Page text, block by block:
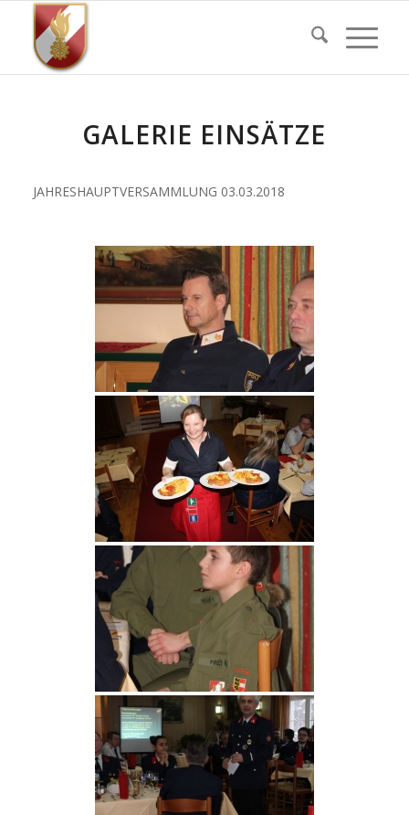
GALERIE EINSÄTZE
JAHRESHAUPTVERSAMMLUNG 03.03.2018